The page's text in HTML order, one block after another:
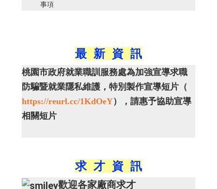
事項
最 新 資 訊
桃園市政府就業職訓服務處為加強宣導求職
防騙暨就業隱私維護，特別製作宣導短片（
https://reurl.cc/1KdOeY），請惠予協助宣導
相關短片
求 才 資 訊
歡迎各家廠商求才